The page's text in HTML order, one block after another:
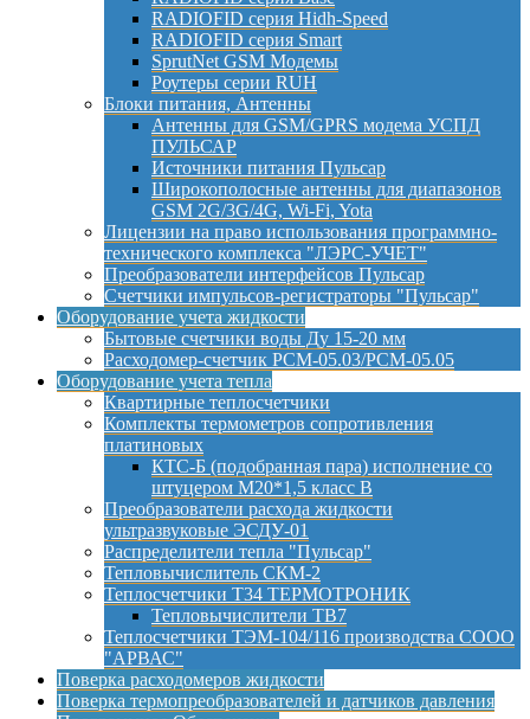
RADIOFID серия Hidh-Speed
RADIOFID серия Smart
SprutNet GSM Модемы
Роутеры серии RUH
Блоки питания, Антенны
Антенны для GSM/GPRS модема УСПД
ПУЛЬСАР
Источники питания Пульсар
Широкополосные антенны для диапазонов
GSM 2G/3G/4G, Wi-Fi, Yota
Лицензии на право использования программно-
технического комплекса "ЛЭРС-УЧЕТ"
Преобразователи интерфейсов Пульсар
Счетчики импульсов-регистраторы "Пульсар"
Оборудование учета жидкости
Бытовые счетчики воды Ду 15-20 мм
Расходомер-счетчик РСМ-05.03/РСМ-05.05
Оборудование учета тепла
Квартирные теплосчетчики
Комплекты термометров сопротивления
платиновых
КТС-Б (подобранная пара) исполнение со
штуцером М20*1,5 класс B
Преобразователи расхода жидкости
ультразвуковые ЭСДУ-01
Распределители тепла "Пульсар"
Тепловычислитель СКМ-2
Теплосчетчики Т34 ТЕРМОТРОНИК
Тепловычислители ТВ7
Теплосчетчики ТЭМ-104/116 производства СООО
"АРВАС"
Поверка расходомеров жидкости
Поверка термопреобразователей и датчиков давления